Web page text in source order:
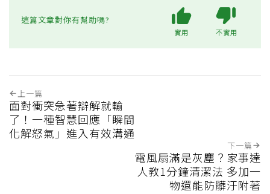
這篇文章對你有幫助嗎?
實用 不實用
上一篇
面對衝突急著辯解就輸
了！一種智慧回應「瞬間
化解怒氣」進入有效溝通
下一篇
電風扇滿是灰塵？家事達
人教1分鐘清潔法 多加一
物還能防髒汙附著